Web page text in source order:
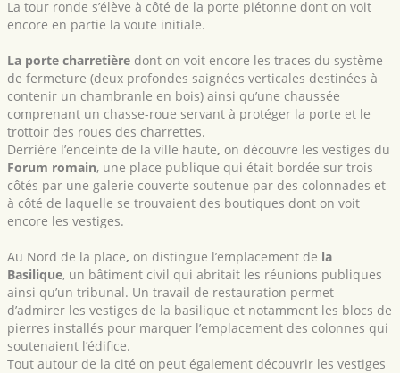
La tour ronde s’élève à côté de la porte piétonne dont on voit
encore en partie la voute initiale.
La porte charretière dont on voit encore les traces du système
de fermeture (deux profondes saignées verticales destinées à
contenir un chambranle en bois) ainsi qu’une chaussée
comprenant un chasse-roue servant à protéger la porte et le
trottoir des roues des charrettes.
Derrière l’enceinte de la ville haute, on découvre les vestiges du
Forum romain, une place publique qui était bordée sur trois
côtés par une galerie couverte soutenue par des colonnades et
à côté de laquelle se trouvaient des boutiques dont on voit
encore les vestiges.
Au Nord de la place, on distingue l’emplacement de la
Basilique, un bâtiment civil qui abritait les réunions publiques
ainsi qu’un tribunal. Un travail de restauration permet
d’admirer les vestiges de la basilique et notamment les blocs de
pierres installés pour marquer l’emplacement des colonnes qui
soutenaient l’édifice.
Tout autour de la cité on peut également découvrir les vestiges